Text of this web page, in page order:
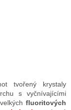
tvořený krystaly
s vyčnívajícími
fluoritových